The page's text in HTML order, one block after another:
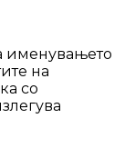
именувањето
на
со